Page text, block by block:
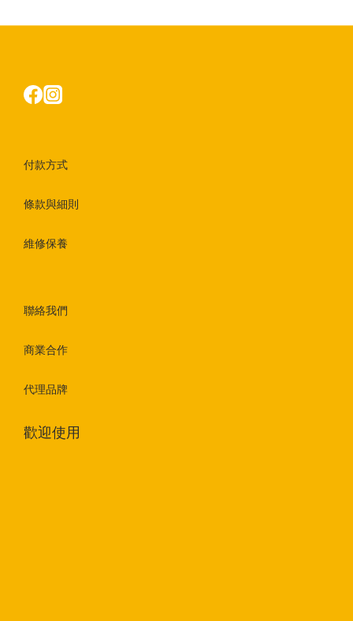
付款方式
條款與細則
維修保養
聯絡我們
商業合作
代理品牌
歡迎使用